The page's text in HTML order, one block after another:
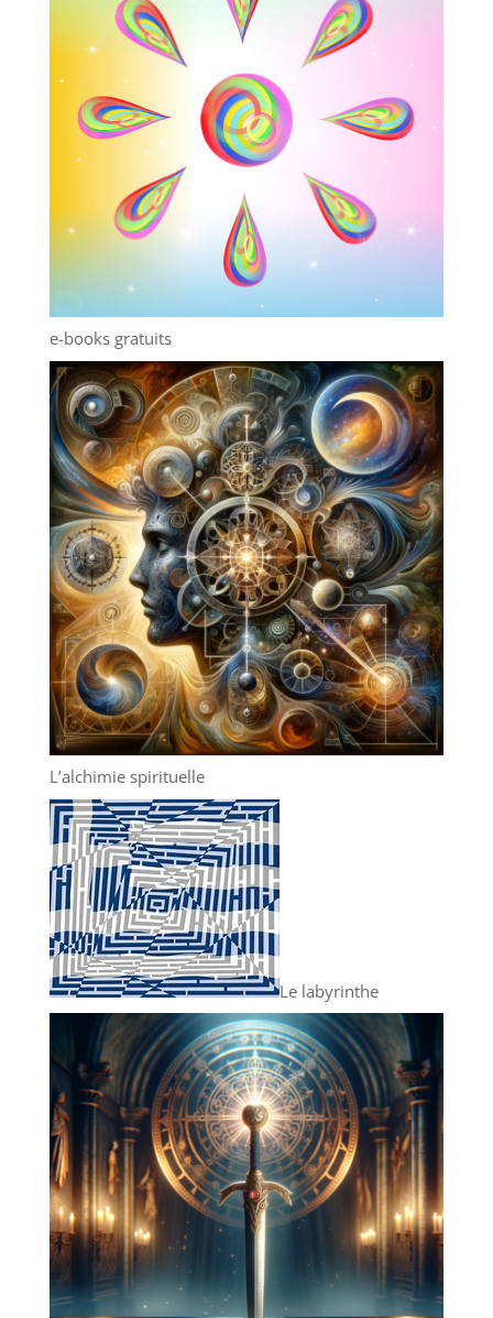
e-books gratuits
L’alchimie spirituelle
Le labyrinthe